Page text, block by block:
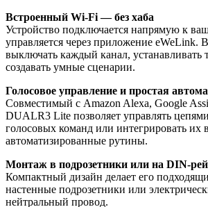
Встроенный Wi-Fi — без хаба
Устройство подключается напрямую к
управляется через приложение eWeLink.
выключать каждый канал, устанавливать
создавать умные сценарии.
Голосовое управление и простая
Совместимый с Amazon Alexa, Google
DUALR3 Lite позволяет управлять
голосовых команд или интегрировать их в
автоматизированные рутины.
Монтаж в подрозетники или на DIN-
Компактный дизайн делает его
настенные подрозетники или
нейтральный провод.